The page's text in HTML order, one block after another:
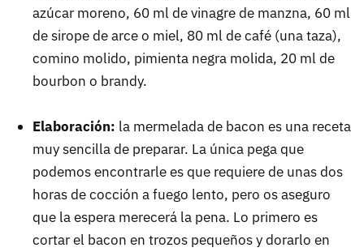
azúcar moreno, 60 ml de vinagre de manzna, 60 ml
de sirope de arce o miel, 80 ml de café (una taza),
comino molido, pimienta negra molida, 20 ml de
bourbon o brandy.
Elaboración: la mermelada de bacon es una receta
muy sencilla de preparar. La única pega que
podemos encontrarle es que requiere de unas dos
horas de cocción a fuego lento, pero os aseguro
que la espera merecerá la pena. Lo primero es
cortar el bacon en trozos pequeños y dorarlo en